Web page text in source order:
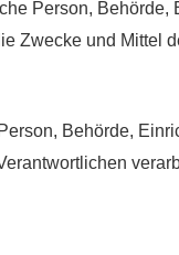
Person, Behörde,
Zwecke und Mittel
Behörde,